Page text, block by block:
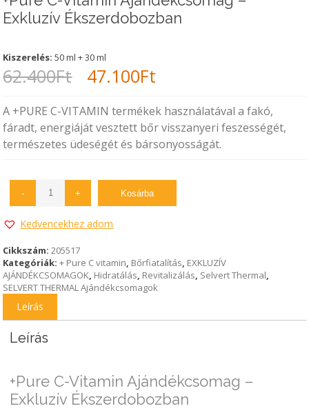
Exkluzív Ékszerdobozban
Kiszerelés: 50 ml + 30 ml
62.400Ft
Original
price
was:
62.400Ft.
47.100Ft
price
is:
47.100Ft.
A +PURE C-VITAMIN termékek használatával a fakó,
fáradt, energiáját vesztett bőr visszanyeri feszességét,
természetes üdeségét és bársonyosságát.
- + Kosárba
Kedvencekhez adom
Cikkszám:205517
Kategóriák:+ Pure C vitamin, Bőrfiatalítás, EXKLUZÍV
AJÁNDÉKCSOMAGOK, Hidratálás, Revitalizálás, Selvert Thermal,
SELVERT THERMAL Ajándékcsomagok
Leírás
Leírás
+Pure C-Vitamin Ajándékcsomag –
Exkluzív Ékszerdobozban